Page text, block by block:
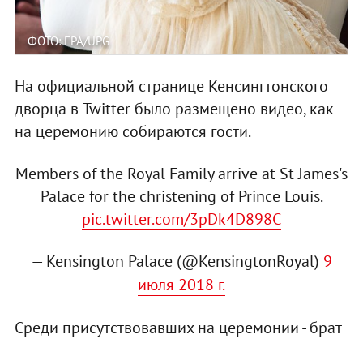
ФОТО: EPA/UPG
На официальной странице Кенсингтонского
дворца в Twitter было размещено видео, как
на церемонию собираются гости.
Members of the Royal Family arrive at St James's
Palace for the christening of Prince Louis.
pic.twitter.com/3pDk4D898C
— Kensington Palace (@KensingtonRoyal) 9
июля 2018 г.
Среди присутствовавших на церемонии - брат